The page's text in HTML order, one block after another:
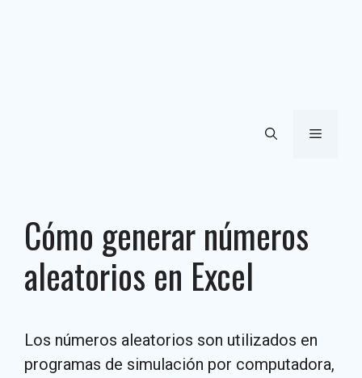
Menú
Cómo generar números
aleatorios en Excel
Los números aleatorios son utilizados en
programas de simulación por computadora,